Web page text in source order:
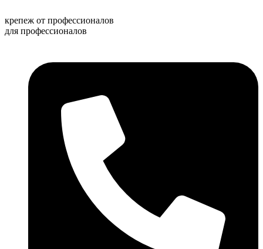
к
содержимому
крепеж от профессионалов
для профессионалов